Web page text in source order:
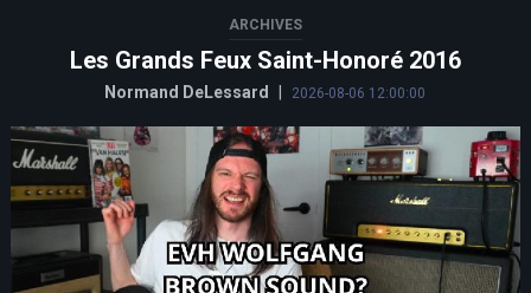
ARCHIVES
Les Grands Feux Saint-Honoré 2016
Normand DeLessard 2026-08-06 12:00:00